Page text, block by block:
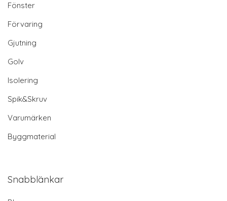
Fönster
Förvaring
Gjutning
Golv
Isolering
Spik&Skruv
Varumärken
Byggmaterial
Snabblänkar